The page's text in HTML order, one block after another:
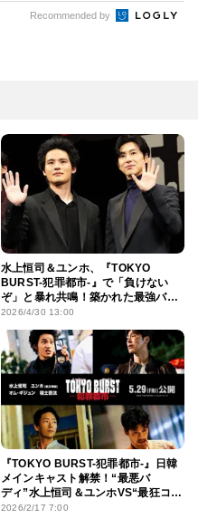
Recommended by
水上恒司＆ユンホ、『TOKYO
BURST-犯罪都市-』で「負けない
ぞ」と暴れ共鳴！築かれた最強バ
ディ
2026/4/30 13:00
『TOKYO BURST-犯罪都市-』日韓
メインキャスト解禁！“最悪バ
ディ”水上恒司＆ユンホVS“最狂コン
ビ”福士蒼汰＆オム・ギジュンがぶつ
2026/2/17 7:00